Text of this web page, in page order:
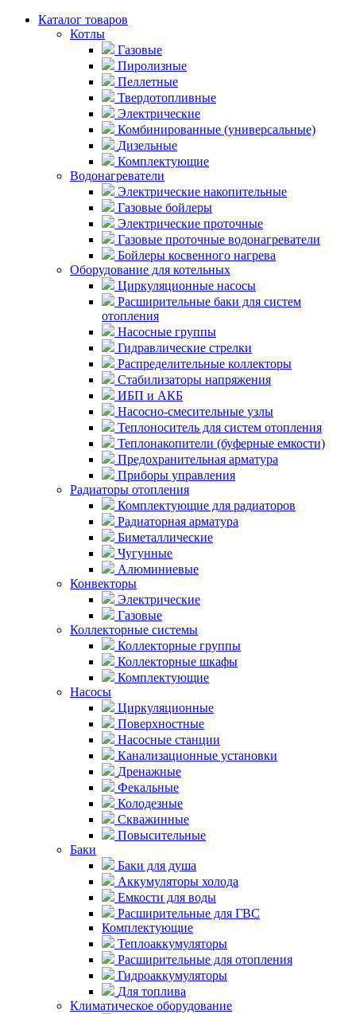
Каталог товаров
Котлы
Газовые
Пиролизные
Пеллетные
Твердотопливные
Электрические
Комбинированные (универсальные)
Дизельные
Комплектующие
Водонагреватели
Электрические накопительные
Газовые бойлеры
Электрические проточные
Газовые проточные водонагреватели
Бойлеры косвенного нагрева
Оборудование для котельных
Циркуляционные насосы
Расширительные баки для систем
отопления
Насосные группы
Гидравлические стрелки
Распределительные коллекторы
Стабилизаторы напряжения
ИБП и АКБ
Насосно-смесительные узлы
Теплоноситель для систем отопления
Теплонакопители (буферные емкости)
Предохранительная арматура
Приборы управления
Радиаторы отопления
Комплектующие для радиаторов
Радиаторная арматура
Биметаллические
Чугунные
Алюминиевые
Конвекторы
Электрические
Газовые
Коллекторные системы
Коллекторные группы
Коллекторные шкафы
Комплектующие
Насосы
Циркуляционные
Поверхностные
Насосные станции
Канализационные установки
Дренажные
Фекальные
Колодезные
Скважинные
Повысительные
Баки
Баки для душа
Аккумуляторы холода
Емкости для воды
Расширительные для ГВС
Комплектующие
Теплоаккумуляторы
Расширительные для отопления
Гидроаккумуляторы
Для топлива
Климатическое оборудование